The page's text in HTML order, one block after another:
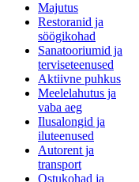
Majutus
Restoranid ja
söögikohad
Sanatooriumid ja
terviseteenused
Aktiivne puhkus
Meelelahutus ja
vaba aeg
Ilusalongid ja
iluteenused
Autorent ja
transport
Ostukohad ja